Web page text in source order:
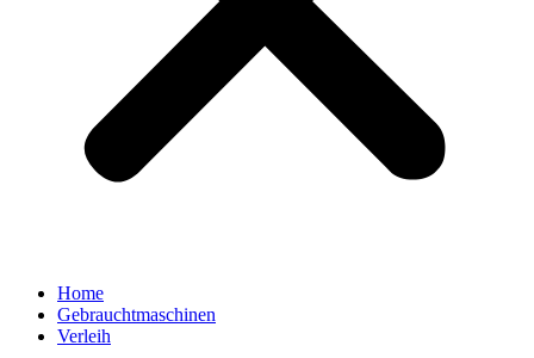
Home
Gebrauchtmaschinen
Verleih